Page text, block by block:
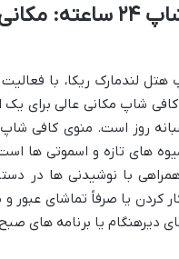
کافی شاپ ۲۴
کافی شاپ مکانی عالی برای
روز است. منوی کافی
های تازه و اسموتی ها
همراهی با نوشیدنی ها در
کردن یا صرفاً تماشای عبور
دیرهنگام یا برنامه های